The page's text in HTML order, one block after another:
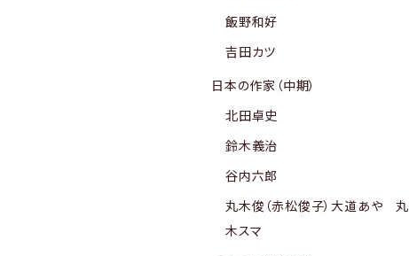
飯野和好
吉田カツ
日本の作家（中期）
北田卓史
鈴木義治
谷内六郎
丸木俊（赤松俊子）大道あや 丸
木スマ